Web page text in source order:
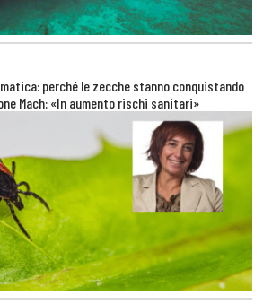
perché le zecche stanno conquistando
Mach: «In aumento rischi sanitari»